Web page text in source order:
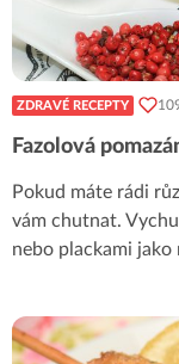
ZDRAVÉ RECEPTY
Fazolová
Pokud máte rádi
vám chutnat.
nebo plackami jako